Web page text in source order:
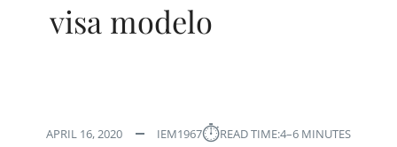
visa modelo
APRIL 16, 2020 IEM1967⏱︎READ TIME:4–6 MINUTES